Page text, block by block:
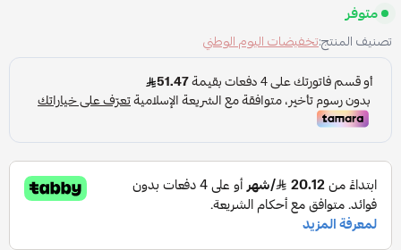
متوفر
تصنيف المنتج:تخفيضات اليوم الوطني